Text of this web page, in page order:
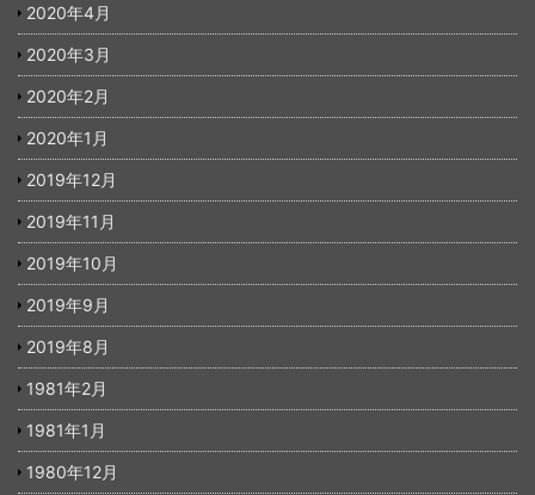
2020年4月
2020年3月
2020年2月
2020年1月
2019年12月
2019年11月
2019年10月
2019年9月
2019年8月
1981年2月
1981年1月
1980年12月